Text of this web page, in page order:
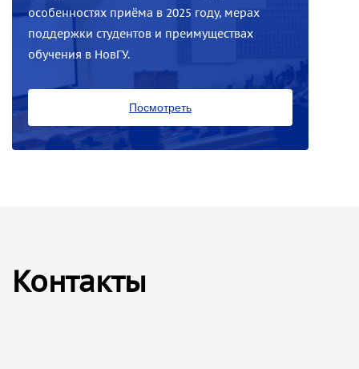
особенностях приёма в 2025 году, мерах
поддержки студентов и преимуществах
обучения в НовГУ.
Посмотреть
Контакты